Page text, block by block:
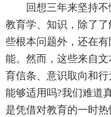
回想三年来坚持
教育学、知识，除了
些根本问题外，还在
能。然而，这些来自
育信条、意识取向和
能够适用吗?我们难道
是凭借对教育的一时